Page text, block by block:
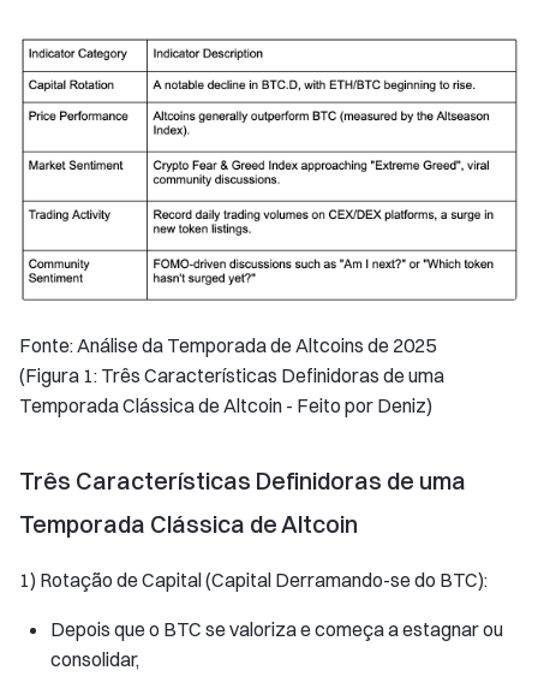
Fonte: Análise da Temporada de Altcoins de 2025
(Figura 1: Três Características Definidoras de uma
Temporada Clássica de Altcoin - Feito por Deniz)
Três Características Definidoras de uma
Temporada Clássica de Altcoin
1) Rotação de Capital (Capital Derramando-se do BTC):
Depois que o BTC se valoriza e começa a estagnar ou
consolidar,